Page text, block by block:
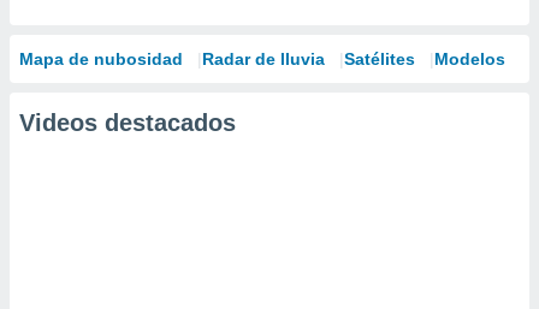
Mapa de nubosidad Radar de lluvia Satélites Modelos
Videos destacados